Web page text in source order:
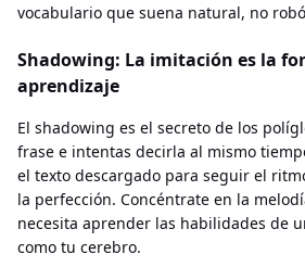
vocabulario que suena natural, no
Shadowing: La imitación es la
aprendizaje
El shadowing es el secreto de los
frase e intentas decirla al mismo
el texto descargado para seguir el
la perfección. Concéntrate en la
necesita aprender las habilidades de
como tu cerebro.